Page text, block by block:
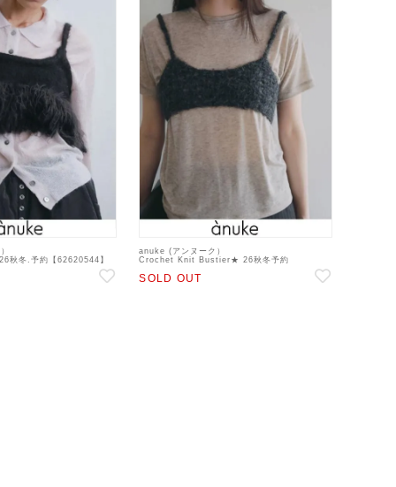
冬.予約【62620544】
ェ 入荷予定 : 10月中旬～
anuke (アンヌーク）
Crochet Knit Bustier★ 26秋冬予約
【62620510】キャミソール・ベアトップ・ビス
チェ 入荷予定 : 7月中旬～ 26秋受注会
SOLD OUT